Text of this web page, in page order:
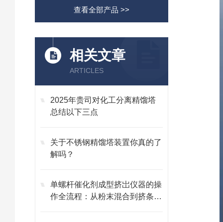
查看全部产品 >>
相关文章
ARTICLES
2025年贵司对化工分离精馏塔
总结以下三点
关于不锈钢精馏塔装置你真的了
解吗？
单螺杆催化剂成型挤岀仪器的操
作全流程：从粉末混合到挤条成